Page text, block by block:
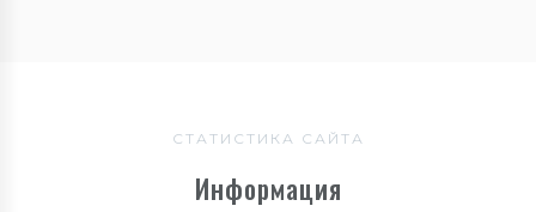
СТАТИСТИКА САЙТА
Информация